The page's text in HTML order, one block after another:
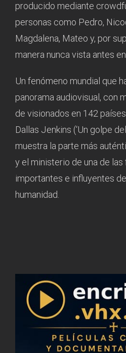
producido mediante
personas como Pedro,
Magdalena, Mateo y, por
manera nunca vista antes
Un fenómeno mundial que
panorama audiovisual, con
de visionados en 142
Dallas Jenkins (‘Un golpe
muestra la parte más
y el ministerio de una de las
importantes e influyentes
humanidad.